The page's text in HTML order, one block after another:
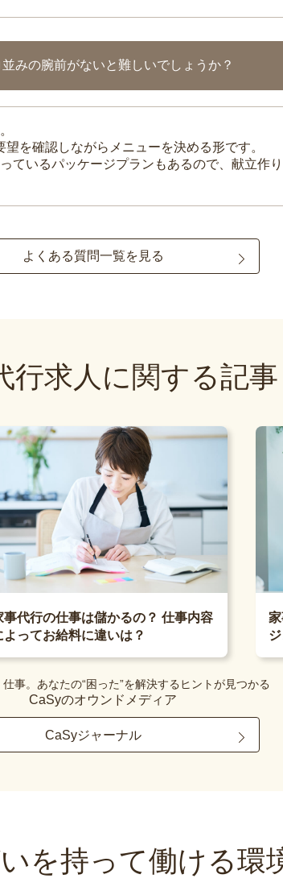
みの腕前がないと難しいでしょうか？
を確認しながらメニューを決める形です。
ているパッケージプランもあるので、献立作
よくある質問一覧を見る
行求人に関する記事
事代行の仕事は儲かるの？ 仕事内容
よってお給料に違いは？
事。あなたの“困った”を解決するヒントが見つかる
CaSyのオウンドメディア
CaSyジャーナル
を持って働ける環